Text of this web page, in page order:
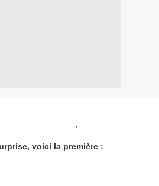
,
voici la première :